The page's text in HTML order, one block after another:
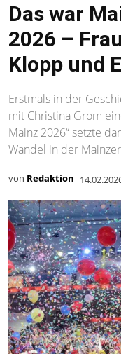
Das war
2026 –
Klopp und
Erstmals in der
mit Christina Grom
Mainz 2026“ setzte
Wandel in der
von Redaktion